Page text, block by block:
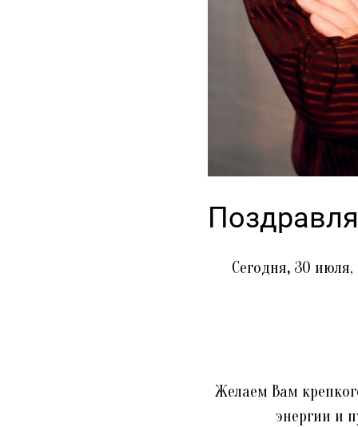
Сегодня, 30 июля,
Желаем Вам
энергии и